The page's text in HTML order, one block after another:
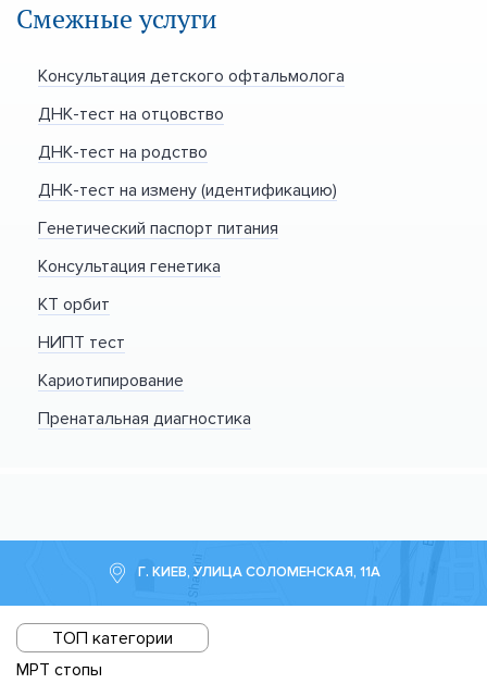
Смежные услуги
Консультация детского офтальмолога
ДНК-тест на отцовство
ДНК-тест на родство
ДНК-тест на измену (идентификацию)
Генетический паспорт питания
Консультация генетика
КТ орбит
НИПТ тест
Кариотипирование
Пренатальная диагностика
Г. КИЕВ, УЛИЦА СОЛОМЕНСКАЯ, 11А
ТОП категории
МРТ стопы